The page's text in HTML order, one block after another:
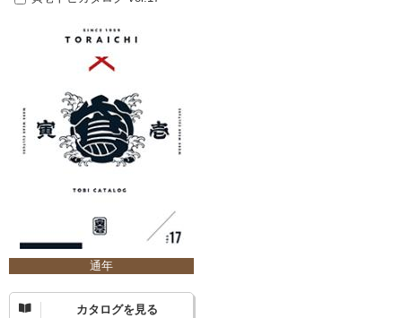
通年
カタログを見る